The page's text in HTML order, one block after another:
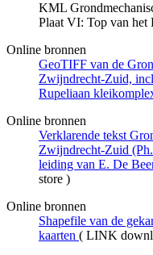
KML
Plaat VI: Top van het
Online bronnen
GeoTIFF van de
Zwijndrecht-Zuid,
Rupeliaan
Online bronnen
Verklarende tekst
Zwijndrecht-Zuid
leiding van E. De
store )
Online bronnen
Shapefile van de
kaarten ( LINK